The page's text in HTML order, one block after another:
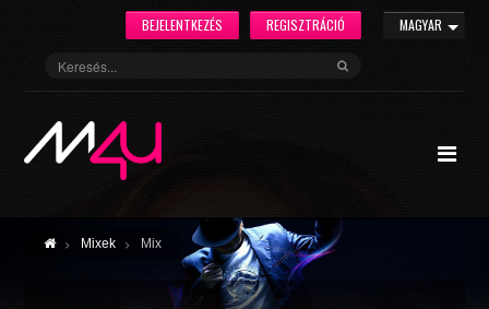
MAGYAR
REGISZTRÁCIÓ
BEJELENTKEZÉS
Mixek Mix